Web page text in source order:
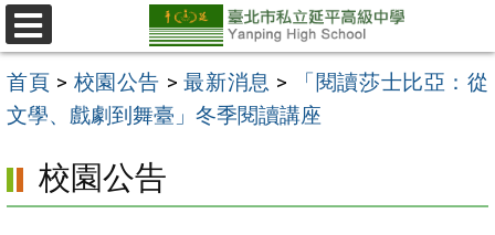
跳
至
主
要
區
選
單
首頁 > 校園公告 >最新消息 >
「閱讀莎士比亞：從
文學、戲劇到舞臺」冬季閱讀講座
校園公告